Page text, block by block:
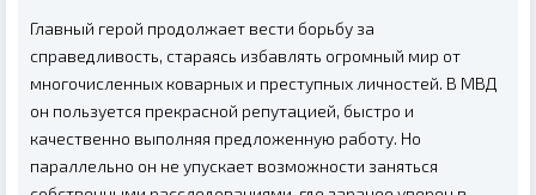
Главный герой продолжает вести борьбу за
справедливость, стараясь избавлять огромный мир от
многочисленных коварных и преступных личностей. В МВД
он пользуется прекрасной репутацией, быстро и
качественно выполняя предложенную работу. Но
параллельно он не упускает возможности заняться